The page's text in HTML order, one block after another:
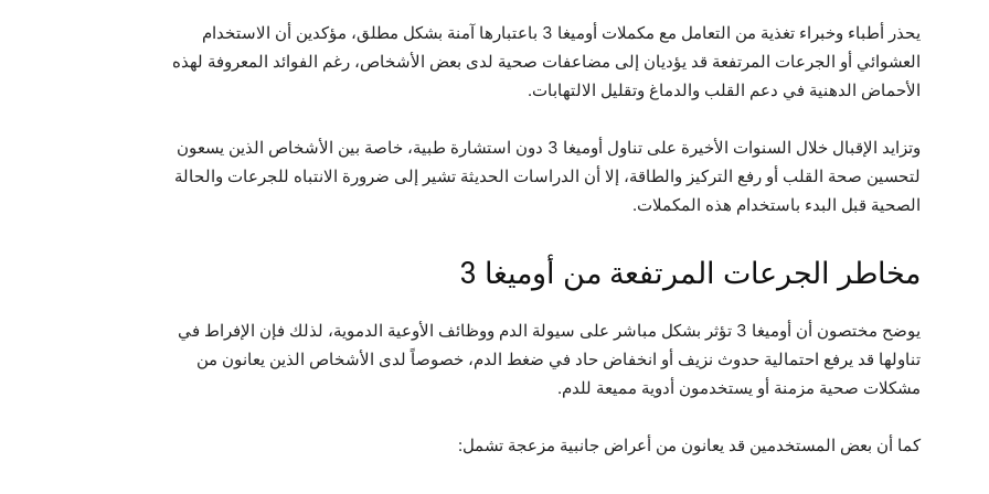
يحذر أطباء وخبراء تغذية من التعامل مع مكملات أوميغا 3 باعتبارها آمنة بشكل مطلق، مؤكدين أن الاستخدام
العشوائي أو الجرعات المرتفعة قد يؤديان إلى مضاعفات صحية لدى بعض الأشخاص، رغم الفوائد المعروفة لهذه
الأحماض الدهنية في دعم القلب والدماغ وتقليل الالتهابات.
وتزايد الإقبال خلال السنوات الأخيرة على تناول أوميغا 3 دون استشارة طبية، خاصة بين الأشخاص الذين يسعون
لتحسين صحة القلب أو رفع التركيز والطاقة، إلا أن الدراسات الحديثة تشير إلى ضرورة الانتباه للجرعات والحالة
الصحية قبل البدء باستخدام هذه المكملات.
مخاطر الجرعات المرتفعة من أوميغا 3
يوضح مختصون أن أوميغا 3 تؤثر بشكل مباشر على سيولة الدم ووظائف الأوعية الدموية، لذلك فإن الإفراط في
تناولها قد يرفع احتمالية حدوث نزيف أو انخفاض حاد في ضغط الدم، خصوصاً لدى الأشخاص الذين يعانون من
مشكلات صحية مزمنة أو يستخدمون أدوية مميعة للدم.
كما أن بعض المستخدمين قد يعانون من أعراض جانبية مزعجة تشمل: